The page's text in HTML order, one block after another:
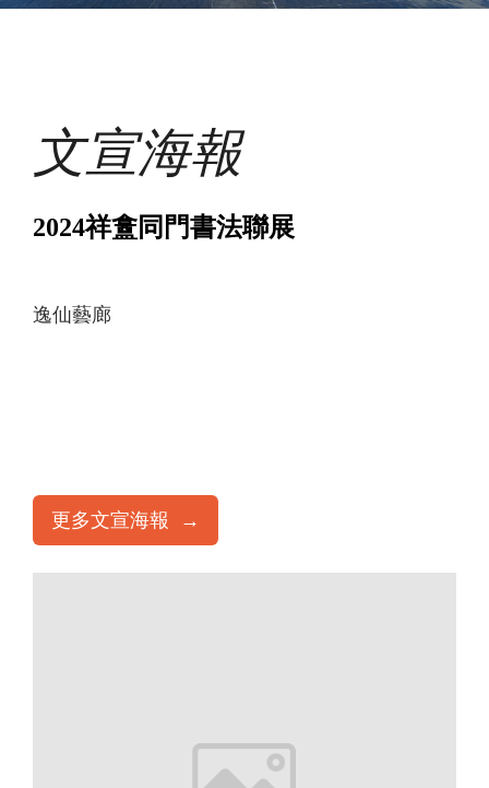
文宣海報
2024祥盫同門書法聯展
逸仙藝廊
更多文宣海報